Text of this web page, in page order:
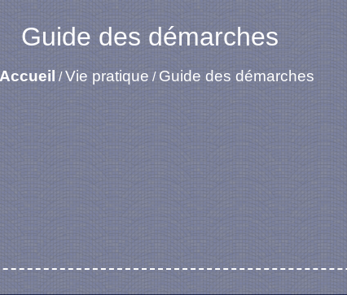
Guide des démarches
Accueil /Vie pratique / Guide des démarches